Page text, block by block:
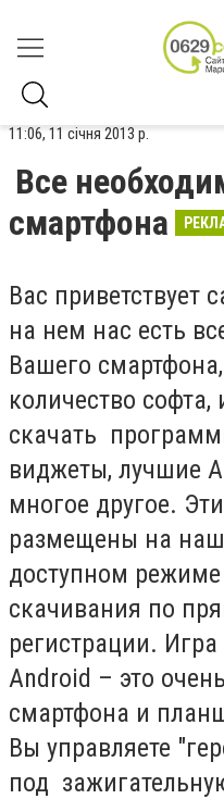
11:06, 11 січня 2013 р.
Все
смартфона
Вас приветствует
на нем нас есть
Вашего
количество
скачать
виджеты, лучшие
многое другое.
размещены на
доступном режиме
скачивания по
регистрации.
Android – это
смартфона и
Вы управляете
под